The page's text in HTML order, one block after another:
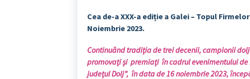
Cea de-a XXX-a ediție a Galei – Topul
Noiembrie 2023.
Continuând tradiția de trei decenii, campionii
promovați și premiați în cadrul evenimentului de
județul Dolj”, în data de 16 noiembrie 2023,